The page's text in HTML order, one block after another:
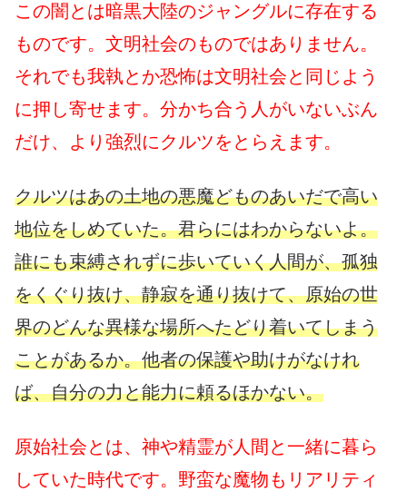
この闇とは暗黒大陸のジャングルに存在する
ものです。文明社会のものではありません。
それでも我執とか恐怖は文明社会と同じよう
に押し寄せます。分かち合う人がいないぶん
だけ、より強烈にクルツをとらえます。
クルツはあの土地の悪魔どものあいだで高い
地位をしめていた。君らにはわからないよ。
誰にも束縛されずに歩いていく人間が、孤独
をくぐり抜け、静寂を通り抜けて、原始の世
界のどんな異様な場所へたどり着いてしまう
ことがあるか。他者の保護や助けがなけれ
ば、自分の力と能力に頼るほかない。
原始社会とは、神や精霊が人間と一緒に暮ら
していた時代です。野蛮な魔物もリアリティ